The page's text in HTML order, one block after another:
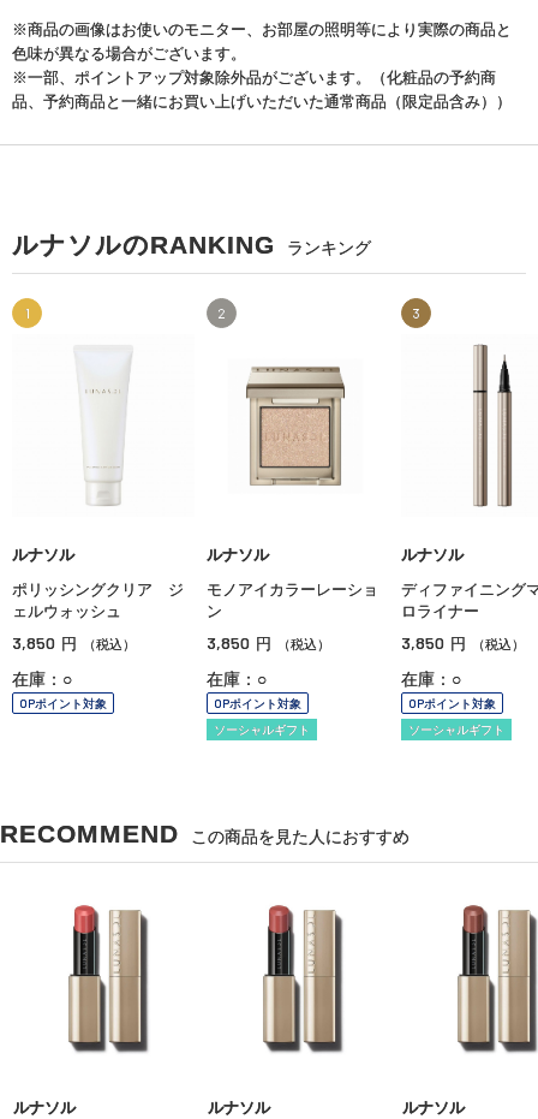
※商品の画像はお使いのモニター、お部屋の照明等により実際の商品と
色味が異なる場合がございます。
※一部、ポイントアップ対象除外品がございます。（化粧品の予約商
品、予約商品と一緒にお買い上げいただいた通常商品（限定品含み））
ルナソルのRANKING ランキング
1
ルナソル
ポリッシングクリア ジ
ェルウォッシュ
3,850 円 （税込）
在庫：○
OPポイント対象
2
ルナソル
モノアイカラーレーショ
ン
3,850 円 （税込）
在庫：○
OPポイント対象
ソーシャルギフト
3
ルナソル
ディファイニング
ロライナー
3,850 円 （税込）
在庫：○
OPポイント対象
ソーシャルギフト
RECOMMEND この商品を見た人におすすめ
ルナソル
ルナソル
ルナソル